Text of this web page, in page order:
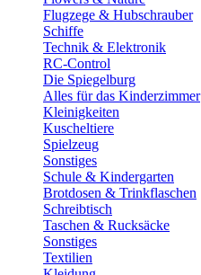
Flugzege & Hubschrauber
Schiffe
Technik & Elektronik
RC-Control
Die Spiegelburg
Alles für das Kinderzimmer
Kleinigkeiten
Kuscheltiere
Spielzeug
Sonstiges
Schule & Kindergarten
Brotdosen & Trinkflaschen
Schreibtisch
Taschen & Rucksäcke
Sonstiges
Textilien